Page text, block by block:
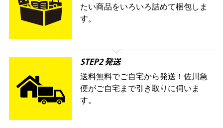
たい商品をいろいろ詰めて梱包しま
す。
STEP2 発送
送料無料でご自宅から発送！佐川急
便がご自宅まで引き取りに伺いま
す。